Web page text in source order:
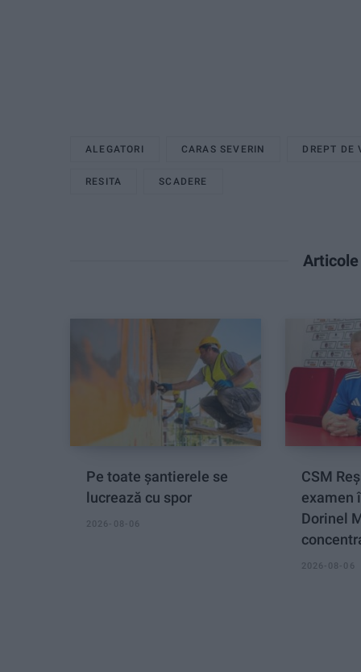
ALEGATORI CARAS SEVERIN DREPT DE
RESITA SCADERE
Pe toate șantierele se
lucrează cu spor
2026-08-06
CSM
examen
Dorinel
2026-08-06